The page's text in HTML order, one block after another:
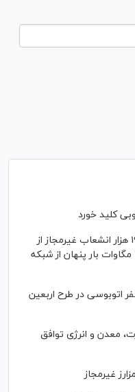
کلید خورد
معاون هماهنگی توزیع توانیر: ۱۹۴ هزار انشعاب غیرمجاز از
شبکه برق جمع‌آوری شد/ حذف ۲۳۹۵ مگاوات بار پنهان از شبکه
راهداری: ۲۰ هزار سفر اتوبوسی در طرح اربعین
معدن و انرژی توافق